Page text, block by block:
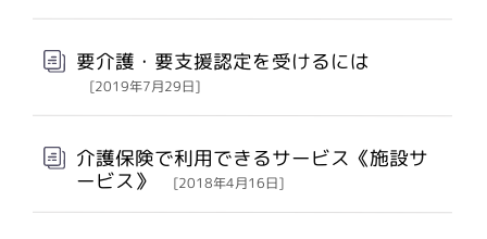
要介護・要支援認定を受けるには
[2019年7月29日]
介護保険で利用できるサービス《施設サ
ービス》 [2018年4月16日]